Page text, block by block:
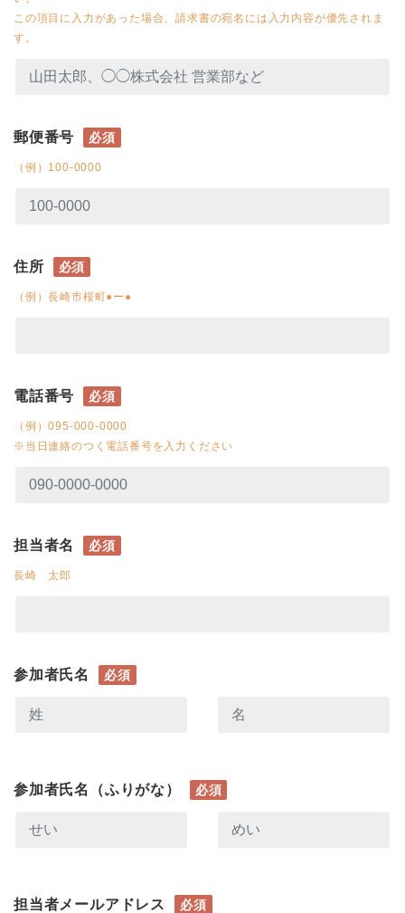
この項目に入力があった場合、請求書の宛名には入力内容が優先されま
す。
郵便番号 必須
（例）100-0000
住所 必須
（例）長崎市桜町●ー●
電話番号 必須
（例）095-000-0000
※当日連絡のつく電話番号を入力ください
担当者名 必須
長崎 太郎
参加者氏名 必須
参加者氏名（ふりがな） 必須
担当者メールアドレス 必須